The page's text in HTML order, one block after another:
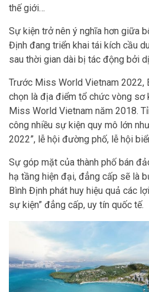
thế giới…
Sự kiện trở nên ý nghĩa hơn giữa
Định đang triển khai tái kích cầu
sau thời gian dài bị tác động bởi
Trước Miss World Vietnam
chọn là địa điểm tổ chức vòng sơ
Miss World Vietnam năm 2018.
công nhiều sự kiện quy mô lớn
2022”, lễ hội đường phố, lễ hội
Sự góp mặt của thành phố bán
hạ tầng hiện đại, đẳng cấp sẽ là
Bình Định phát huy hiệu quả các
sự kiện” đẳng cấp, uy tín quốc tế.